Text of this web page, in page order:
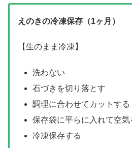
えのきの冷凍保存（1ヶ月）
【生のまま冷凍】
洗わない
石づきを切り落とす
調理に合わせてカットする
保存袋に平らに入れて空気
冷凍保存する